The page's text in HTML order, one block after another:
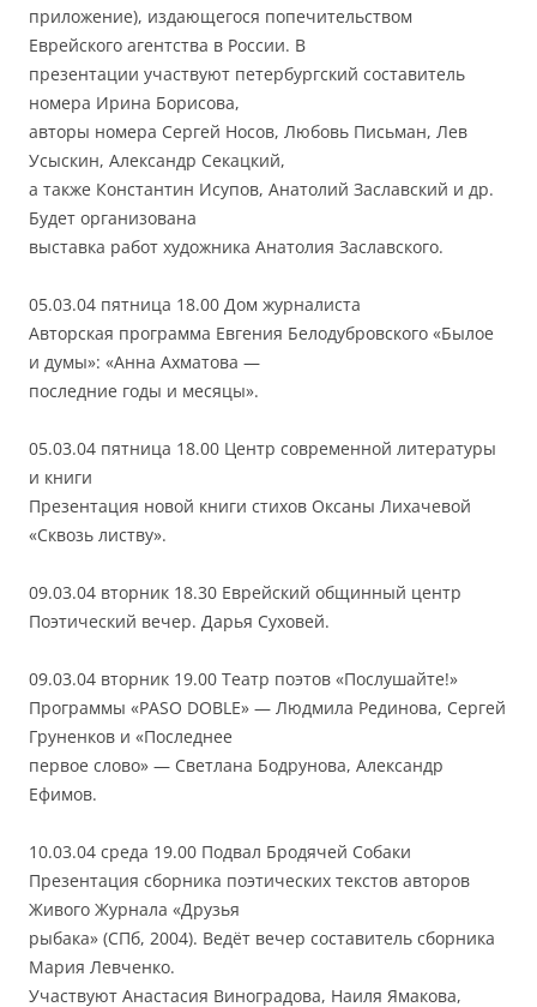
приложение), издающегося попечительством
Еврейского агентства в России. В
презентации участвуют петербургский составитель
номера Ирина Борисова,
авторы номера Сергей Носов, Любовь Письман, Лев
Усыскин, Александр Секацкий,
а также Константин Исупов, Анатолий Заславский и др.
Будет организована
выставка работ художника Анатолия Заславского.
05.03.04 пятница 18.00 Дом журналиста
Авторская программа Евгения Белодубровского «Былое
и думы»: «Анна Ахматова —
последние годы и месяцы».
05.03.04 пятница 18.00 Центр современной литературы
и книги
Презентация новой книги стихов Оксаны Лихачевой
«Сквозь листву».
09.03.04 вторник 18.30 Еврейский общинный центр
Поэтический вечер. Дарья Суховей.
09.03.04 вторник 19.00 Театр поэтов «Послушайте!»
Программы «PASO DOBLE» — Людмила Рединова, Сергей
Груненков и «Последнее
первое слово» — Светлана Бодрунова, Александр
Ефимов.
10.03.04 среда 19.00 Подвал Бродячей Собаки
Презентация сборника поэтических текстов авторов
Живого Журнала «Друзья
рыбака» (СПб, 2004). Ведёт вечер составитель сборника
Мария Левченко.
Участвуют Анастасия Виноградова, Наиля Ямакова,